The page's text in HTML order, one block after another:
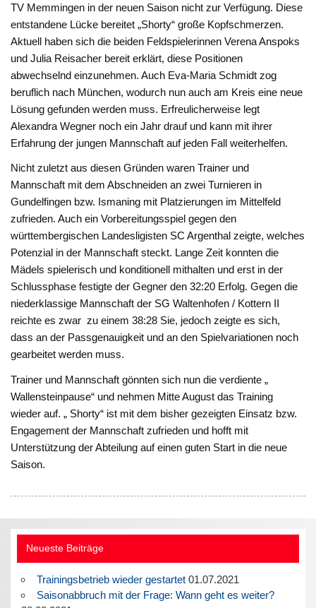
TV Memmingen in der neuen Saison nicht zur Verfügung. Diese
entstandene Lücke bereitet „Shorty“ große Kopfschmerzen.
Aktuell haben sich die beiden Feldspielerinnen Verena Anspoks
und Julia Reisacher bereit erklärt, diese Positionen
abwechselnd einzunehmen. Auch Eva-Maria Schmidt zog
beruflich nach München, wodurch nun auch am Kreis eine neue
Lösung gefunden werden muss. Erfreulicherweise legt
Alexandra Wegner noch ein Jahr drauf und kann mit ihrer
Erfahrung der jungen Mannschaft auf jeden Fall weiterhelfen.
Nicht zuletzt aus diesen Gründen waren Trainer und
Mannschaft mit dem Abschneiden an zwei Turnieren in
Gundelfingen bzw. Ismaning mit Platzierungen im Mittelfeld
zufrieden. Auch ein Vorbereitungsspiel gegen den
württembergischen Landesligisten SC Argenthal zeigte, welches
Potenzial in der Mannschaft steckt. Lange Zeit konnten die
Mädels spielerisch und konditionell mithalten und erst in der
Schlussphase festigte der Gegner den 32:20 Erfolg. Gegen die
niederklassige Mannschaft der SG Waltenhofen / Kottern II
reichte es zwar zu einem 38:28 Sie, jedoch zeigte es sich,
dass an der Passgenauigkeit und an den Spielvariationen noch
gearbeitet werden muss.
Trainer und Mannschaft gönnten sich nun die verdiente „
Wallensteinpause“ und nehmen Mitte August das Training
wieder auf. „ Shorty“ ist mit dem bisher gezeigten Einsatz bzw.
Engagement der Mannschaft zufrieden und hofft mit
Unterstützung der Abteilung auf einen guten Start in die neue
Saison.
Neueste Beiträge
Trainingsbetrieb wieder gestartet 01.07.2021
Saisonabbruch mit der Frage: Wann geht es weiter?